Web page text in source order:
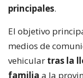
principales.
El objetivo
medios de
vehicular tras la
familia a la